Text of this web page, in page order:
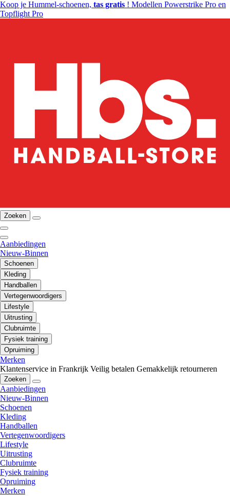
Koop je Hummel-schoenen, tas gratis ! Modellen Powerstrike Pro en
Topflight Pro
Zoeken
Aanbiedingen
Nieuw-Binnen
Schoenen
Kleding
Handballen
Vertegenwoordigers
Lifestyle
Uitrusting
Clubruimte
Fysiek training
Opruiming
Merken
Klantenservice in Frankrijk Veilig betalen Gemakkelijk retourneren
Zoeken
Aanbiedingen
Nieuw-Binnen
Schoenen
Kleding
Handballen
Vertegenwoordigers
Lifestyle
Uitrusting
Clubruimte
Fysiek training
Opruiming
Merken